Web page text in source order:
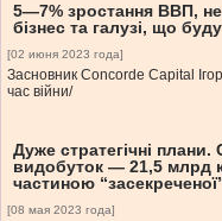
5—7% зростання ВВП,
бізнес та галузі, що
[02 июня 2023 года]
Засновник Concorde Capital
час війни/
Дуже стратегічні
видобуток — 21,5 млрд
частиною
[08 мая 2023 года]